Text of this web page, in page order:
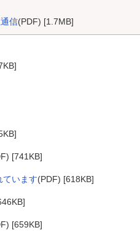
信(PDF) [1.7MB]
[741KB]
ています(PDF) [618KB]
[659KB]